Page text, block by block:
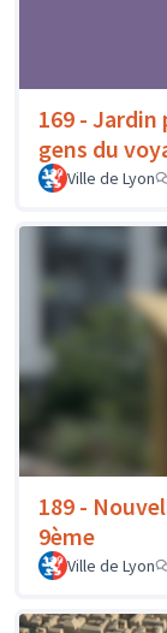
169 -
gens du
Ville de Lyon
189 -
9ème
Ville de Lyon